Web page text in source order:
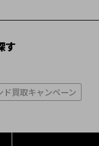
す
ド買取キャンペーン